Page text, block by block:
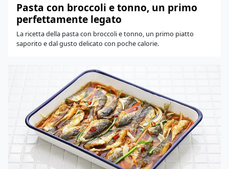
Pasta con broccoli e tonno, un primo
perfettamente legato
La ricetta della pasta con broccoli e tonno, un primo piatto
saporito e dal gusto delicato con poche calorie.